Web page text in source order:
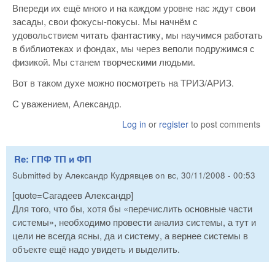
Впереди их ещё много и на каждом уровне нас ждут свои
засады, свои фокусы-покусы. Мы начнём с
удовольствием читать фантастику, мы научимся работать
в библиотеках и фондах, мы через веполи подружимся с
физикой. Мы станем творческими людьми.
Вот в таком духе можно посмотреть на ТРИЗ/АРИЗ.
С уважением, Александр.
Log in or register to post comments
Re: ГПФ ТП и ФП
Submitted by Александр Кудрявцев on вс, 30/11/2008 - 00:53
[quote=Сагадеев Александр]
Для того, что бы, хотя бы «перечислить основные части
системы», необходимо провести анализ системы, а тут и
цели не всегда ясны, да и систему, а вернее системы в
объекте ещё надо увидеть и выделить.